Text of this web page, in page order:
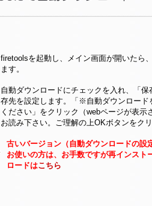
firetoolsを起動し、メイン画面が開いたら
ます。
自動ダウンロードにチェックを入れ、「
存先を設定します。「※自動ダウンロード
ください」をクリック（webページが表示
お読み下さい。ご理解の上OKボタンをク
古いバージョン（自動ダウンロードの
お使いの方は、お手数ですが再インスト
ロードはこちら